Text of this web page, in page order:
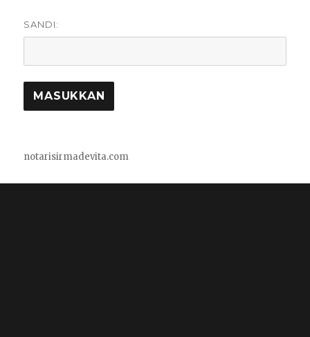
SANDI:
notarisirmadevita.com